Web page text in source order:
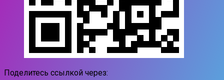
Поделитесь ссылкой через: